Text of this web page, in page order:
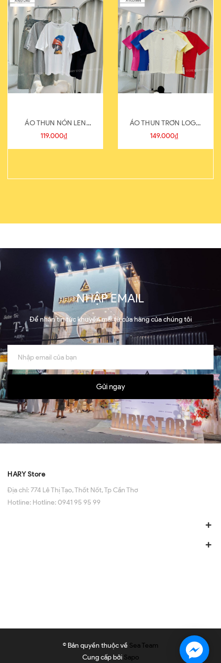
ÁO THUN NÓN LEN
821-1
119.000₫
ÁO THUN TRƠN LOGO
SAU
149.000₫
NHẬP EMAIL
Để nhận tin tức khuyến mãi từ cửa hàng của chúng tôi
Gửi ngay
HARY Store
Địa chỉ:774 Lê Thị Tạo, Thốt Nốt, Tp Cần Thơ
Hotline: Hotline: 0941 95 95 99
© Bản quyền thuộc về Sea Team
Cung cấp bởi Sapo